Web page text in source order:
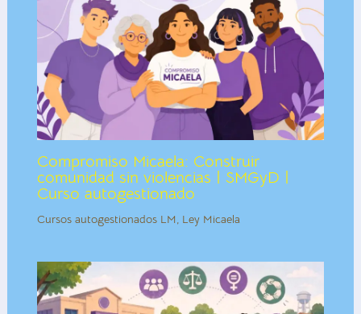
Compromiso Micaela: Construir
comunidad sin violencias | SMGyD |
Curso autogestionado
Cursos autogestionados LM, Ley Micaela